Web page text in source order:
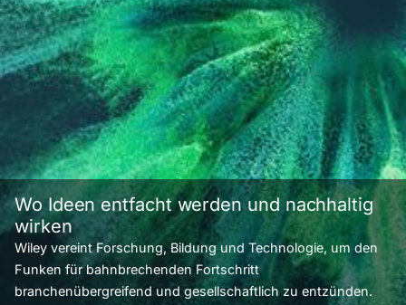
Wo Ideen entfacht werden und nachhaltig
wirken
Wiley vereint Forschung, Bildung und Technologie, um den
Funken für bahnbrechenden Fortschritt
branchenübergreifend und gesellschaftlich zu entzünden.